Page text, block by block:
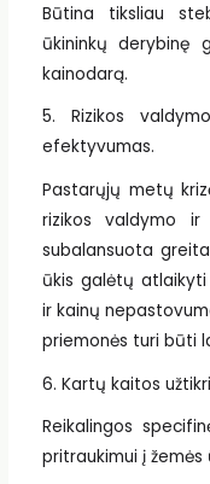
Būtina tiksliau
ūkininkų derybinę
kainodarą.
5. Rizikos
efektyvumas.
Pastarųjų metų
rizikos valdymo ir
subalansuota
ūkis galėtų
ir kainų
priemonės turi būti
6. Kartų kaitos
Reikalingos
pritraukimui į žemės